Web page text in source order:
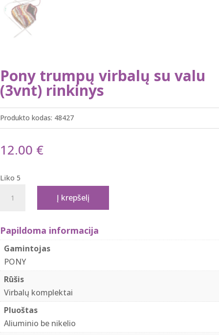
Pony trumpų virbalų su valu
(3vnt) rinkinys
Produkto kodas: 48427
12.00 €
Liko 5
kiekis:
trumpų
virbalų
su
valu
(3vnt)
rinkinys
Į krepšelį
Papildoma informacija
Gamintojas
PONY
Rūšis
Virbalų komplektai
Pluoštas
Aliuminio be nikelio